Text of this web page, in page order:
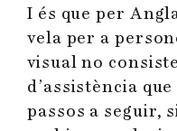
I és que per
vela per a
visual no
d’assistència
passos a seguir,